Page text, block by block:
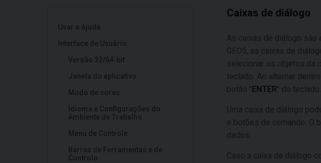
Usar a Ajuda
Interface de Usuário
Versão 32/64-bit
Janela do aplicativo
Modo de cores
Idioma e Configurações do
Ambiente de Trabalho
Menu de Controle
Barras de Ferramentas e de
Controlo
Caixas de diálogo
As caixas de diálogo são
GEO5, as caixas de
selecionar os objetos da
teclado. Ao alternar
botão "ENTER" do teclado.
Uma caixa de diálogo
e botões de comando. O
dados.
Caso a caixa de diálogo